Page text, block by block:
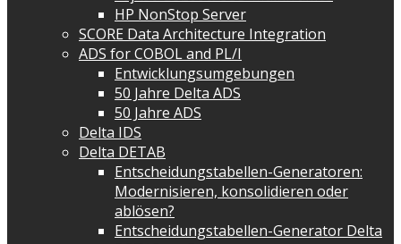
HP NonStop Server
SCORE Data Architecture Integration
ADS for COBOL and PL/I
Entwicklungsumgebungen
50 Jahre Delta ADS
50 Jahre ADS
Delta IDS
Delta DETAB
Entscheidungstabellen-Generatoren:
Modernisieren, konsolidieren oder
ablösen?
Entscheidungstabellen-Generator Delta